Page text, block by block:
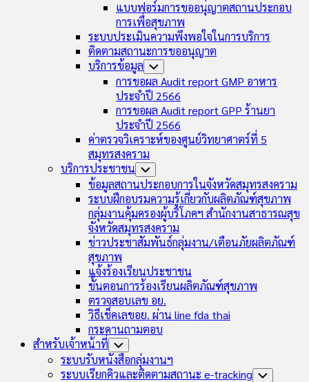
แบบฟอร์มการขออนุญาตสถานประกอบ
การเพื่อสุขภาพ
ระบบประเมินความพึงพอใจในการบริการ
ติดตามสถานะการขออนุญาต
บริการข้อมูล Toggle
Child
Menu
การขอผล Audit report GMP อาหาร
ประจำปี 2566
การขอผล Audit report GPP ร้านยา
ประจำปี 2566
ค่าตรวจวิเคราะห์ของศูนย์วิทยาศาตร์ที่ 5
สมุทรสงคราม
บริการประชาชน Toggle
Child
Menu
ข้อมูลสถานประกอบการในจังหวัดสมุทรสงคราม
ระบบฝึกอบรมความรู้เกี่ยวกับผลิตภัณฑ์สุขภาพ
กลุ่มงานคุ้มครองผู้บริโภคฯ สำนักงานสาธารณสุข
จังหวัดสมุทรสงคราม
ข่าวประชาสัมพันธ์กลุ่มงาน/เตือนภัยผลิตภัณฑ์
สุขภาพ
แจ้งร้องเรียนประชาชน
ขั้นตอนการร้องเรียนผลิตภัณฑ์สุขภาพ
ตรวจสอบเลข อย.
วิธีเช็คเลขอย. ผ่าน line fda thai
กระดานถามตอบ
สำหรับเจ้าหน้าที่ Toggle
Child
Menu
ระบบรับหนังสือกลุ่มงานฯ
ระบบเรียกคิวและติดตามสถานะ e-tracking Toggle